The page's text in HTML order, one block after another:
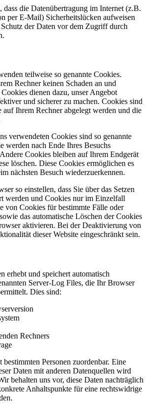
die Datenübertragung im Internet (z.B.
per E-Mail) Sicherheitslücken aufweisen
der Daten vor dem Zugriff durch
teilweise so genannte Cookies.
Rechner keinen Schaden an und
dienen dazu, unser Angebot
und sicherer zu machen. Cookies sind
auf Ihrem Rechner abgelegt werden und die
verwendeten Cookies sind so genannte
werden nach Ende Ihres Besuchs
Cookies bleiben auf Ihrem Endgerät
löschen. Diese Cookies ermöglichen es
nächsten Besuch wiederzuerkennen.
so einstellen, dass Sie über das Setzen
werden und Cookies nur im Einzelfall
von Cookies für bestimmte Fälle oder
das automatische Löschen der Cookies
aktivieren. Bei der Deaktivierung von
dieser Website eingeschränkt sein.
erhebt und speichert automatisch
Server-Log Files, die Ihr Browser
Dies sind:
Rechners
Personen zuordenbar. Eine
Daten mit anderen Datenquellen wird
behalten uns vor, diese Daten nachträglich
Anhaltspunkte für eine rechtswidrige